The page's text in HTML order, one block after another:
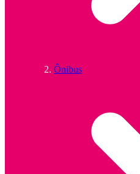
Ônibus